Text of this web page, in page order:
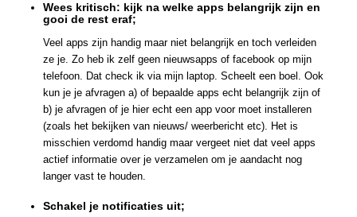
Wees kritisch: kijk na welke apps belangrijk zijn en
gooi de rest eraf;
Veel apps zijn handig maar niet belangrijk en toch verleiden
ze je. Zo heb ik zelf geen nieuwsapps of facebook op mijn
telefoon. Dat check ik via mijn laptop. Scheelt een boel. Ook
kun je je afvragen a) of bepaalde apps echt belangrijk zijn of
b) je afvragen of je hier echt een app voor moet installeren
(zoals het bekijken van nieuws/ weerbericht etc). Het is
misschien verdomd handig maar vergeet niet dat veel apps
actief informatie over je verzamelen om je aandacht nog
langer vast te houden.
Schakel je notificaties uit;